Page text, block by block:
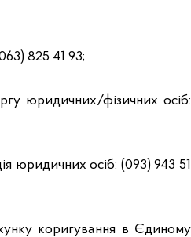
825 41 93;
юридичних/фізичних осіб:
юридичних осіб: (093) 943 51
коригування в Єдиному